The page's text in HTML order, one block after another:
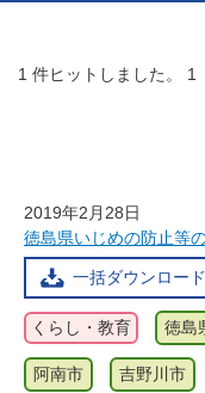
1 件ヒットしました。 1
2019年2月28日
徳島県いじめの防止等
一括ダウンロー
くらし・教育 徳島
阿南市 吉野川市